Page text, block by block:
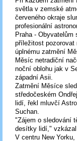
světla v zemské
červeného okraje
profesionální
Praha -
příležitost
úplnému zatmění
Měsíc netradiční
noční oblohu jak v
západní Asii.
Zatmění Měsíce
středočeském
lidí, řekl mluvčí
Suchan.
"Zájem o sledování
desítky lidí,"
V centru New